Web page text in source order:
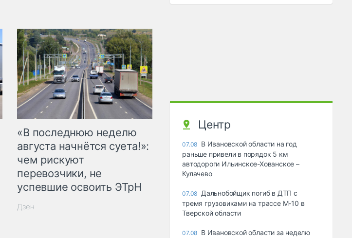
«В последнюю неделю
августа начнётся суета!»:
чем рискуют
перевозчики, не
успевшие освоить ЭТрН
Дзен
Центр
07.08 В Ивановской области на год
раньше привели в порядок 5 км
автодороги Ильинское-Хованское –
Кулачево
07.08 Дальнобойщик погиб в ДТП с
тремя грузовиками на трассе М-10 в
Тверской области
07.08 В Ивановской области за неделю